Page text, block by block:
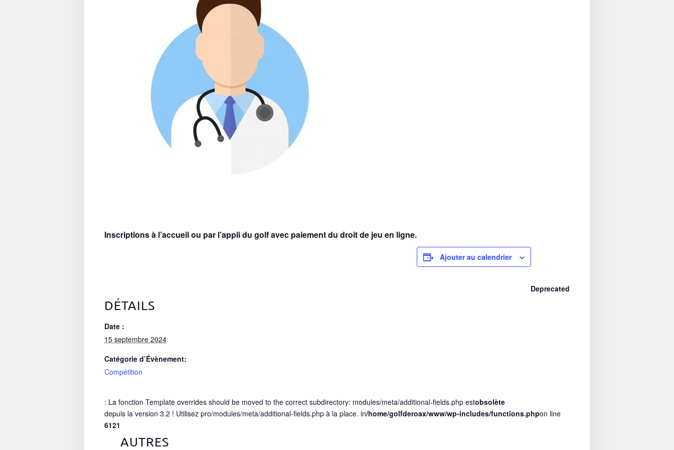
Inscriptions à l’accueil ou par l’appli du golf avec paiement du droit de jeu en ligne.
Ajouter au calendrier
DÉTAILS
Date :
15 septembre 2024
Catégorie d’Évènement:
Compétition
Deprecated
: La fonction Template overrides should be moved to the correct subdirectory: modules/meta/additional-fields.php estobsolète
depuis la version 3.2 ! Utilisez pro/modules/meta/additional-fields.php à la place. in/home/golfderoax/www/wp-includes/functions.phpon line
6121
AUTRES